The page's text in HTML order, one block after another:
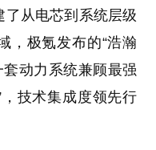
了从电芯到系统层级
，极氪发布的“浩瀚
套动力系统兼顾最强
技术集成度领先行